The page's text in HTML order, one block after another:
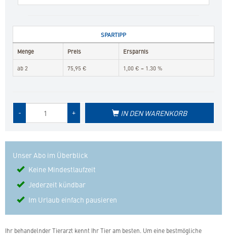
SPARTIPP
Menge Preis Ersparnis
ab 2 75,95 € 1,00 € = 1.30 %
+
- IN DEN WARENKORB
Unser Abo im Überblick
Keine Mindestlaufzeit
Jederzeit kündbar
Im Urlaub einfach pausieren
Ihr behandelnder Tierarzt kennt Ihr Tier am besten. Um eine bestmögliche